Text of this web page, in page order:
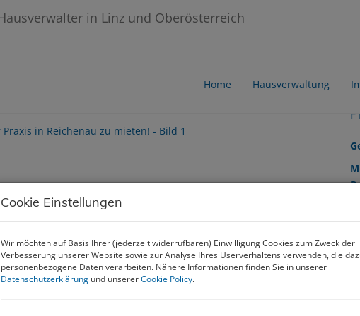
Home Hausverwaltung
Cookie Einstellungen
Wir möchten auf Basis Ihrer (jederzeit widerrufbaren) Einwilligung Cookies zum Zweck der
Verbesserung unserer Website sowie zur Analyse Ihres Userverhaltens verwenden, die
personenbezogene Daten verarbeiten. Nähere Informationen finden Sie in unserer
Datenschutzerklärung und unsererCookie Policy.